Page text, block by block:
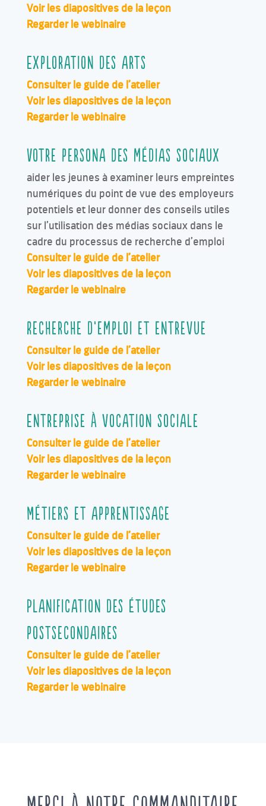
Voir les diapositives de la leçon
Regarder le webinaire
Exploration des arts
Consulter le guide de l’atelier
Voir les diapositives de la leçon
Regarder le webinaire
Votre persona des médias sociaux
aider les jeunes à examiner leurs empreintes
numériques du point de vue des employeurs
potentiels et leur donner des conseils utiles
sur l’utilisation des médias sociaux dans le
cadre du processus de recherche d’emploi
Consulter le guide de l’atelier
Voir les diapositives de la leçon
Regarder le webinaire
Recherche d’emploi et entrevue
Consulter le guide de l’atelier
Voir les diapositives de la leçon
Regarder le webinaire
Entreprise à vocation sociale
Consulter le guide de l’atelier
Voir les diapositives de la leçon
Regarder le webinaire
Métiers et apprentissage
Consulter le guide de l’atelier
Voir les diapositives de la leçon
Regarder le webinaire
Planification des études
postsecondaires
Consulter le guide de l’atelier
Voir les diapositives de la leçon
Regarder le webinaire